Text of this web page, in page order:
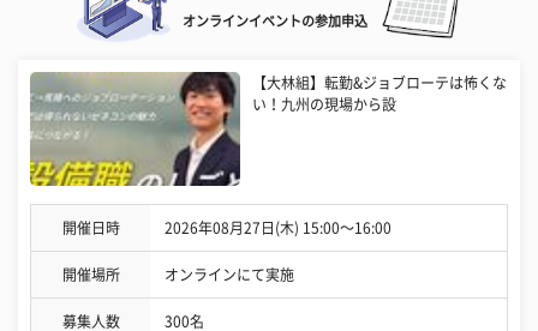
オンラインイベントの参加申込
【大林組】転勤&ジョブローテは怖くな
い！九州の現場から設
開催日時 2026年08月27日(木) 15:00〜16:00
開催場所 オンラインにて実施
募集人数 300名